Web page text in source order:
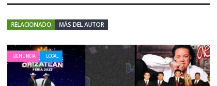
RELACIONADO MÁS DEL AUTOR
DENUNCIA LOCAL